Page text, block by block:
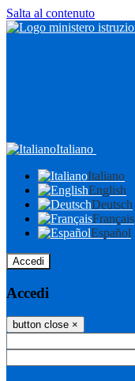
Salta al contenuto
Italiano
Italiano
English
Deutsch
Français
Español
Accedi
Accedi
button close ×